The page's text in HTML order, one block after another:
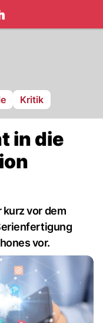
Kritik
in die
vor dem
vor.